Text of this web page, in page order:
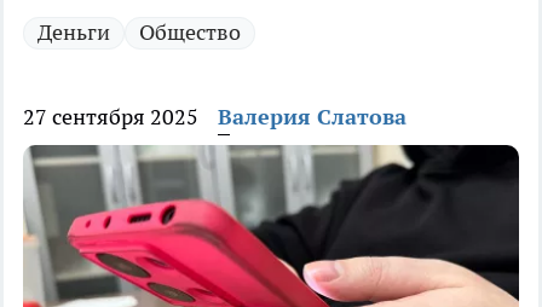
Деньги Общество
27 сентября 2025 Валерия Слатова